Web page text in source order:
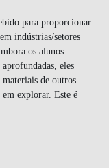
para proporcionar
indústrias/setores
os alunos
eles
de outros
em explorar. Este é